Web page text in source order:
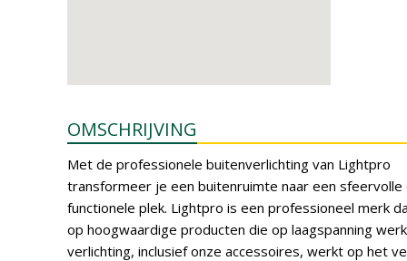
OMSCHRIJVING
Met de professionele buitenverlichting van Lightpro
transformeer je een buitenruimte naar een sfeervolle
functionele plek. Lightpro is een professioneel merk
op hoogwaardige producten die op laagspanning
verlichting, inclusief onze accessoires, werkt op het